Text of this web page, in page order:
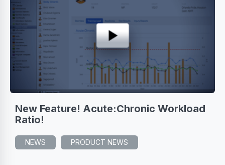
New Feature! Acute:Chronic Workload
Ratio!
NEWS PRODUCT NEWS